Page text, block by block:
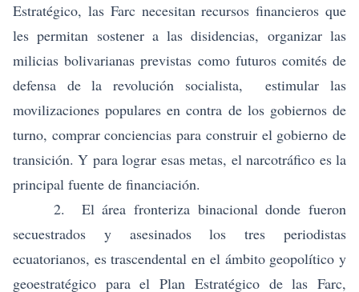
Estratégico, las Farc necesitan recursos financieros que
les permitan sostener a las disidencias, organizar las
milicias bolivarianas previstas como futuros comités de
defensa de la revolución socialista, estimular las
movilizaciones populares en contra de los gobiernos de
turno, comprar conciencias para construir el gobierno de
transición. Y para lograr esas metas, el narcotráfico es la
principal fuente de financiación.
2. El área fronteriza binacional donde fueron
secuestrados y asesinados los tres periodistas
ecuatorianos, es trascendental en el ámbito geopolítico y
geoestratégico para el Plan Estratégico de las Farc,